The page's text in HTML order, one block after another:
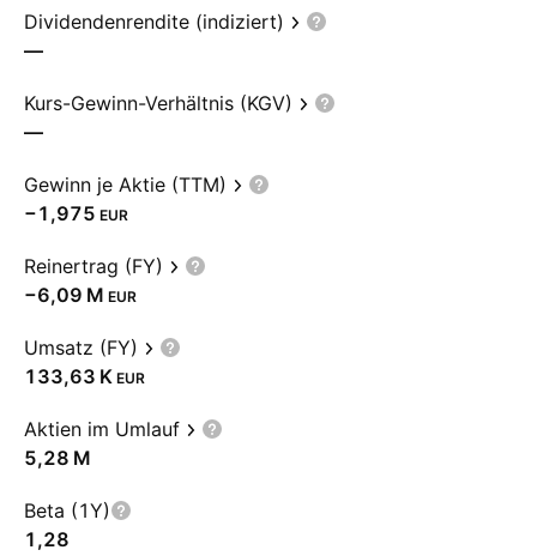
Dividendenrendite (indiziert)
—
Kurs-Gewinn-Verhältnis (KGV)
—
Gewinn je Aktie (TTM)
−1,975 EUR
Reinertrag (FY)
‪−6,09 M‬ EUR
Umsatz (FY)
‪133,63 K‬ EUR
Aktien im Umlauf
‪5,28 M‬
Beta (1Y)
1,28